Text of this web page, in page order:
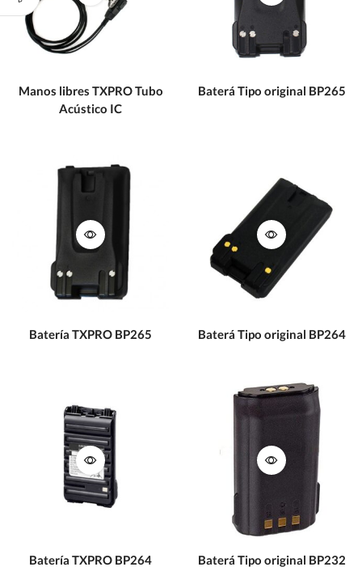
Manos libres TXPRO Tubo
Acústico IC
Baterá Tipo original BP265
Batería TXPRO BP265 Baterá Tipo original BP264
Batería TXPRO BP264 Baterá Tipo original BP232